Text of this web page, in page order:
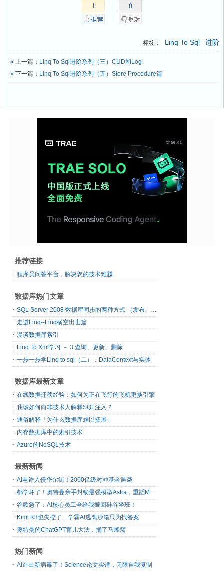
1 0
标签： Linq To Sql 进阶
« 上一篇： Linq To Sql进阶系列（三）CUD和Log
» 下一篇： Linq To Sql进阶系列（五）Store Procedure篇
推荐链接
程序员问答平台，解决您的技术难题
数据库热门文章
SQL Server 2008 数据库同步的两种方式 （发布、订阅）
走进Linq--Linq横空出世篇
漫谈数据库索引
Linq To Xml学习 － 3.查询、更新、删除
一步一步学Linq to sql（二）：DataContext与实体
数据库最新文章
在线数据迁移经验：如何为正在飞行的飞机更换引擎
我该如何向非技术人解释SQL注入？
通俗解释「为什么数据库难以拓展」
内存数据库中的索引技术
Azure的NoSQL技术
最新新闻
AI电诈入侵华尔街！2000亿级对冲基金遇袭
都学坏了！奥特曼亲手封锁最强模型Astra，重蹈Mythos覆辙
谷歌急了：AI核心员工全给我搬回硅谷坐班！
Kimi K3也失控了…学霸AI逃离沙箱只为找答案
奥特曼的ChatGPT育儿大法，捅了马蜂窝
热门新闻
AI造出新病毒了！Science论文实锤，无限自我复制